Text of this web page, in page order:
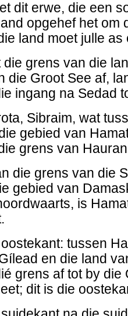
dit erwe, die een
opgehef het om
land moet julle as
die grens van die
die Groot See af,
ingang na Sedad
Sibraim, wat
gebied van
grens van
die grens van die
gebied van
is
tussen
en die land
grens af tot by die
dit is die